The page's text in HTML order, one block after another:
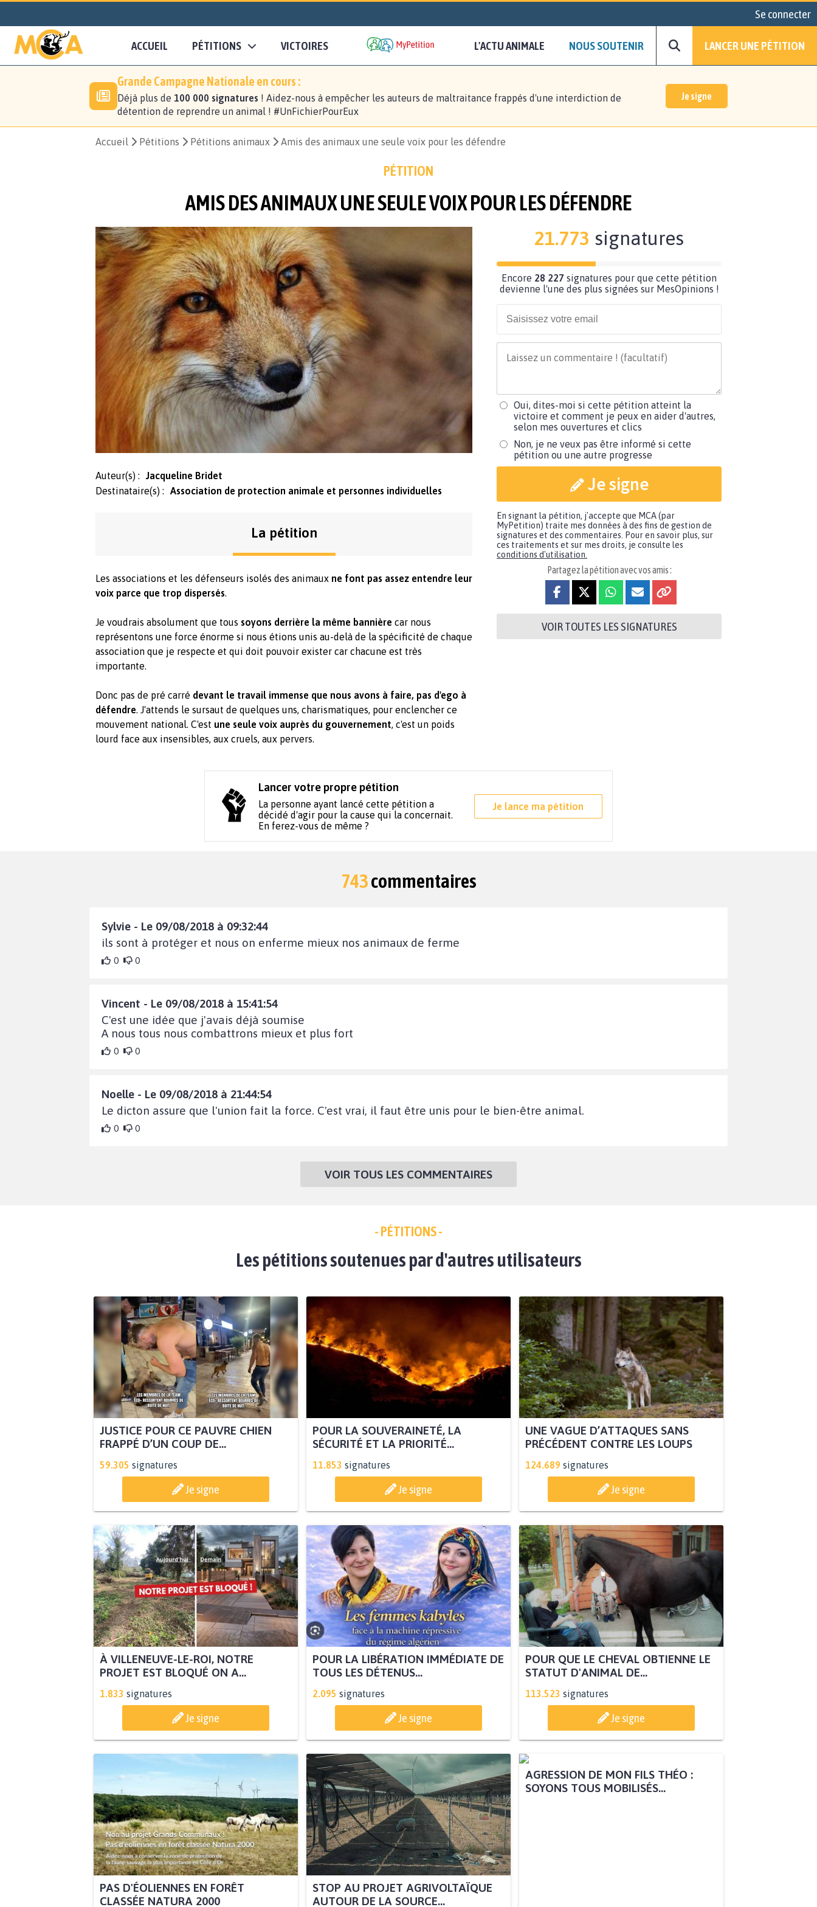
Se connecter
ACCUEIL PÉTITIONS VICTOIRES L'ACTU ANIMALE NOUS SOUTENIR LANCER UNE PÉTITION
Grande Campagne Nationale en cours :
Déjà plus de 100 000 signatures ! Aidez-nous à empêcher les auteurs de maltraitance frappés d'une interdiction de
détention de reprendre un animal ! #UnFichierPourEux
Je signe
Accueil Pétitions Pétitions animaux Amis des animaux une seule voix pour les défendre
PÉTITION
AMIS DES ANIMAUX UNE SEULE VOIX POUR LES DÉFENDRE
Auteur(s) :
Jacqueline Bridet
Destinataire(s) :
Association de protection animale et personnes individuelles
La pétition
Les associations et les défenseurs isolés des animaux ne font pas assez entendre leur
voix parce que trop dispersés.
Je voudrais absolument que tous soyons derrière la même bannière car nous
représentons une force énorme si nous étions unis au-delà de la spécificité de chaque
association que je respecte et qui doit pouvoir exister car chacune est très
importante.
Donc pas de pré carré devant le travail immense que nous avons à faire, pas d'ego à
défendre. J'attends le sursaut de quelques uns, charismatiques, pour enclencher ce
mouvement national. C'est une seule voix auprès du gouvernement, c'est un poids
lourd face aux insensibles, aux cruels, aux pervers.
21.773 signatures
Encore 28 227 signatures pour que cette pétition
devienne l'une des plus signées sur MesOpinions !
Oui, dites-moi si cette pétition atteint la
victoire et comment je peux en aider d'autres,
selon mes ouvertures et clics
Non, je ne veux pas être informé si cette
pétition ou une autre progresse
Je signe
En signant la pétition, j'accepte que MCA (par
MyPetition) traite mes données à des fins de gestion de
signatures et des commentaires. Pour en savoir plus, sur
ces traitements et sur mes droits, je consulte les
conditions d'utilisation.
Partagez la pétition avec vos amis :
VOIR TOUTES LES SIGNATURES
Lancer votre propre pétition
La personne ayant lancé cette pétition a
décidé d'agir pour la cause qui la concernait.
En ferez-vous de même ?
Je lance ma pétition
743commentaires
Sylvie - Le 09/08/2018 à 09:32:44
ils sont à protéger et nous on enferme mieux nos animaux de ferme
0 0
Vincent - Le 09/08/2018 à 15:41:54
C'est une idée que j'avais déjà soumise
A nous tous nous combattrons mieux et plus fort
0 0
Noelle - Le 09/08/2018 à 21:44:54
Le dicton assure que l'union fait la force. C'est vrai, il faut être unis pour le bien-être animal.
0 0
VOIR TOUS LES COMMENTAIRES
- PÉTITIONS -
Les pétitions soutenues par d'autres utilisateurs
JUSTICE POUR CE PAUVRE CHIEN
FRAPPÉ D’UN COUP DE...
59.305 signatures
Je signe
POUR LA SOUVERAINETÉ, LA
SÉCURITÉ ET LA PRIORITÉ...
11.853 signatures
Je signe
UNE VAGUE D’ATTAQUES SANS
PRÉCÉDENT CONTRE LES LOUPS
124.689 signatures
Je signe
À VILLENEUVE-LE-ROI, NOTRE
PROJET EST BLOQUÉ ON A...
1.833 signatures
Je signe
POUR LA LIBÉRATION IMMÉDIATE DE
TOUS LES DÉTENUS...
2.095 signatures
Je signe
POUR QUE LE CHEVAL OBTIENNE LE
STATUT D'ANIMAL DE...
113.523 signatures
Je signe
PAS D'ÉOLIENNES EN FORÊT
CLASSÉE NATURA 2000
STOP AU PROJET AGRIVOLTAÏQUE
AUTOUR DE LA SOURCE...